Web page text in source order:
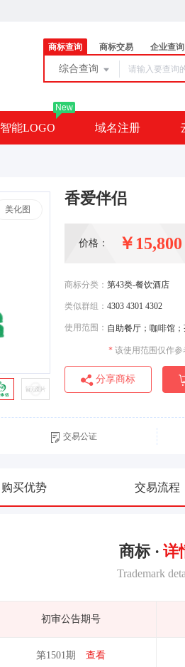
商标查询 商标交易 企业查询
综合查询
智能LOGO
New
域名注册
美化图
香爱伴侣
价格： ￥15,800
商标分类： 第43类-餐饮酒店
类似群组： 4303 4301 4302
使用范围： 自助餐厅；咖啡馆
* 该使用范围仅作
分享商标
交易公证
购买优势 交易流程
商标 · 详
Trademark
初审公告期号
第1501期 查看